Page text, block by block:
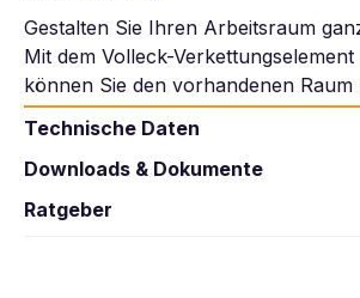
Gestalten Sie Ihren Arbeitsraum
Mit dem Volleck-Verkettungselement
können Sie den vorhandenen
Technische Daten
Downloads & Dokumente
Ratgeber